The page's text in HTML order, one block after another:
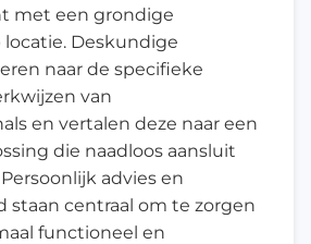
met een grondige
Deskundige
naar de specifieke
van
en vertalen deze naar een
die naadloos aansluit
advies en
staan centraal om te zorgen
functioneel en